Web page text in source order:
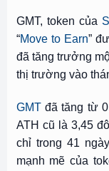
GMT, token của
“Move to Earn”
đã tăng trưởng
thị trường vào
GMTđã tăng từ
ATH cũ là 3,45
chỉ trong 41
mạnh mẽ của